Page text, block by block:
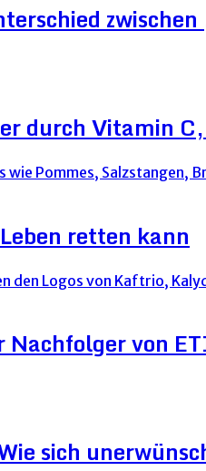
durch Vitamin
retten kann
von
sich